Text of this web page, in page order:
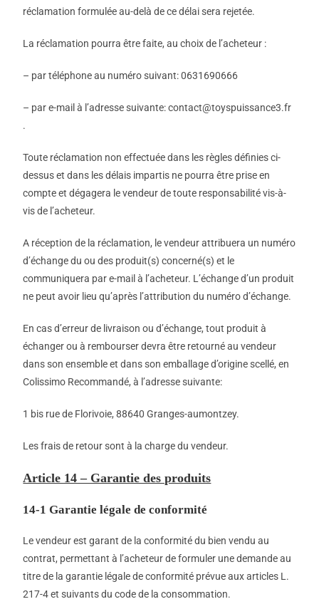
réclamation formulée au-delà de ce délai sera rejetée.
La réclamation pourra être faite, au choix de l’acheteur :
– par téléphone au numéro suivant: 0631690666
– par e-mail à l’adresse suivante: contact@toyspuissance3.fr
.
Toute réclamation non effectuée dans les règles définies ci-
dessus et dans les délais impartis ne pourra être prise en
compte et dégagera le vendeur de toute responsabilité vis-à-
vis de l’acheteur.
A réception de la réclamation, le vendeur attribuera un numéro
d’échange du ou des produit(s) concerné(s) et le
communiquera par e-mail à l’acheteur. L’échange d’un produit
ne peut avoir lieu qu’après l’attribution du numéro d’échange.
En cas d’erreur de livraison ou d’échange, tout produit à
échanger ou à rembourser devra être retourné au vendeur
dans son ensemble et dans son emballage d’origine scellé, en
Colissimo Recommandé, à l’adresse suivante:
1 bis rue de Florivoie, 88640 Granges-aumontzey.
Les frais de retour sont à la charge du vendeur.
Article 14 – Garantie des produits
14-1 Garantie légale de conformité
Le vendeur est garant de la conformité du bien vendu au
contrat, permettant à l’acheteur de formuler une demande au
titre de la garantie légale de conformité prévue aux articles L.
217-4 et suivants du code de la consommation.